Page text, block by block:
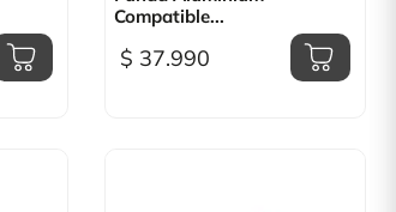
Compatible...
$ 37.990